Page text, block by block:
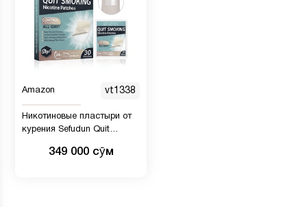
Amazon vt1338
Никотиновые пластыри от
курения Sefudun Quit
349 000 сӯм